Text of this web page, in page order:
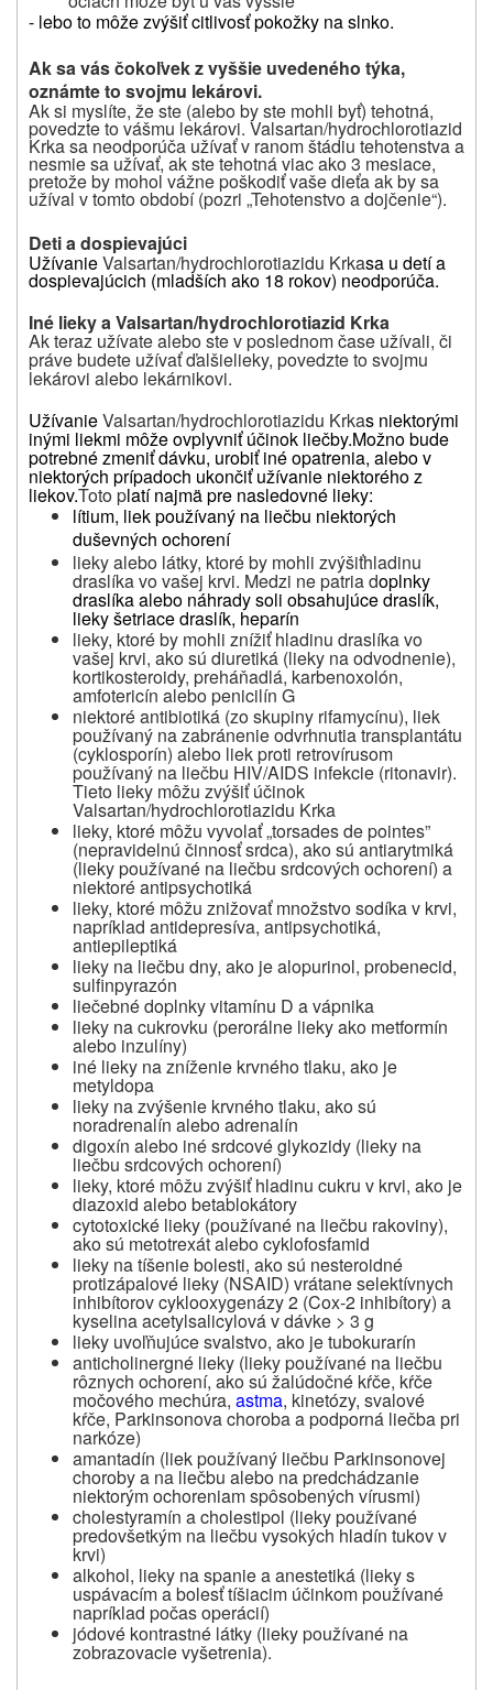
- lebo to môže zvýšiť citlivosť pokožky na slnko.
Ak sa vás čokoľvek z vyššie uvedeného týka,
oznámte to svojmu lekárovi.
Ak si myslíte, že ste (alebo by ste mohli byť) tehotná,
povedzte to vášmu lekárovi. Valsartan/hydrochlorotiazid
Krkasa neodporúča užívať v ranom štádiu tehotenstva a
nesmie sa užívať, ak ste tehotná viac ako 3 mesiace,
pretože by mohol vážne poškodiť vaše dieťa ak by sa
užíval v tomto období (pozri „Tehotenstvo a dojčenie“).
Deti a dospievajúci
UžívanieValsartan/hydrochlorotiazidu Krkasa u detí a
dospievajúcich (mladších ako 18 rokov) neodporúča.
Iné lieky a Valsartan/hydrochlorotiazid Krka
Ak teraz užívate alebo ste v poslednom čase užívali, či
práve budete užívať ďalšielieky, povedzteto svojmu
lekárovi alebo lekárnikovi.
UžívanieValsartan/hydrochlorotiazidu Krkas niektorými
inými liekmi môže ovplyvniť účinok liečby.Možno bude
potrebné zmeniť dávku, urobiť iné opatrenia, alebo v
niektorých prípadoch ukončiť užívanie niektorého z
liekov.Toto platí najmä pre nasledovné lieky:
lítium, liek používaný na liečbu niektorých
duševných ochorení
lieky alebo látky, ktoré by mohli zvýšiťhladinu
draslíka vo vašej krvi. Medzi ne patria doplnky
draslíka alebo náhrady soli obsahujúce draslík,
lieky šetriace draslík, heparín
lieky, ktoré by mohli znížiť hladinu draslíka vo
vašej krvi, ako sú diuretiká (lieky na odvodnenie),
kortikosteroidy, preháňadlá, karbenoxolón,
amfotericín alebopenicilín G
niektoré antibiotiká (zo skupiny rifamycínu), liek
používaný na zabránenie odvrhnutia transplantátu
(cyklosporín) alebo liek proti retrovírusom
používaný na liečbu HIV/AIDS infekcie (ritonavir).
Tieto lieky môžu zvýšiť účinok
Valsartan/hydrochlorotiazidu Krka
lieky, ktoré môžu vyvolať „torsades de pointes”
(nepravidelnú činnosť srdca), ako sú antiarytmiká
(lieky používané na liečbu srdcových ochorení) a
niektoré antipsychotiká
lieky, ktoré môžu znižovať množstvo sodíka v krvi,
napríklad antidepresíva, antipsychotiká,
antiepileptiká
lieky na liečbu dny, ako je alopurinol, probenecid,
sulfinpyrazón
liečebné doplnky vitamínu D a vápnika
lieky na cukrovku (perorálne lieky ako metformín
alebo inzulíny)
iné lieky na zníženie krvného tlaku, ako je
metyldopa
lieky na zvýšenie krvného tlaku, ako sú
noradrenalín alebo adrenalín
digoxín alebo inésrdcovéglykozidy (lieky na
liečbu srdcových ochorení)
lieky, ktoré môžu zvýšiť hladinu cukru v krvi, ako je
diazoxid alebo betablokátory
cytotoxické lieky (používané na liečbu rakoviny),
ako sú metotrexát alebo cyklofosfamid
lieky na tíšenie bolesti, ako sú nesteroidné
protizápalové lieky (NSAID) vrátane selektívnych
inhibítorov cyklooxygenázy 2 (Cox-2 inhibítory) a
kyselina acetylsalicylová v dávke > 3 g
lieky uvoľňujúce svalstvo, ako je tubokurarín
anticholinergné lieky (lieky používané na liečbu
rôznych ochorení, ako sú žalúdočné kŕče, kŕče
močového mechúra, astma, kinetózy, svalové
kŕče, Parkinsonova choroba a podporná liečba pri
narkóze)
amantadín (liek používaný liečbu Parkinsonovej
choroby a na liečbu alebo na predchádzanie
niektorým ochoreniam spôsobených vírusmi)
cholestyramín a cholestipol (lieky používané
predovšetkým na liečbu vysokých hladín tukov v
krvi)
alkohol, lieky na spanie a anestetiká (lieky s
uspávacím a bolesť tíšiacim účinkom používané
napríklad počas operácií)
jódové kontrastné látky (lieky používané na
zobrazovacie vyšetrenia).